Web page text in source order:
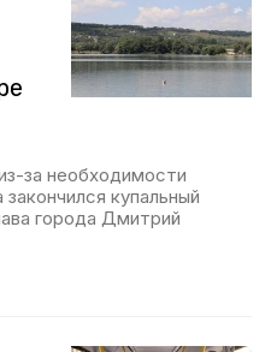
за необходимости
купальный
города Дмитрий